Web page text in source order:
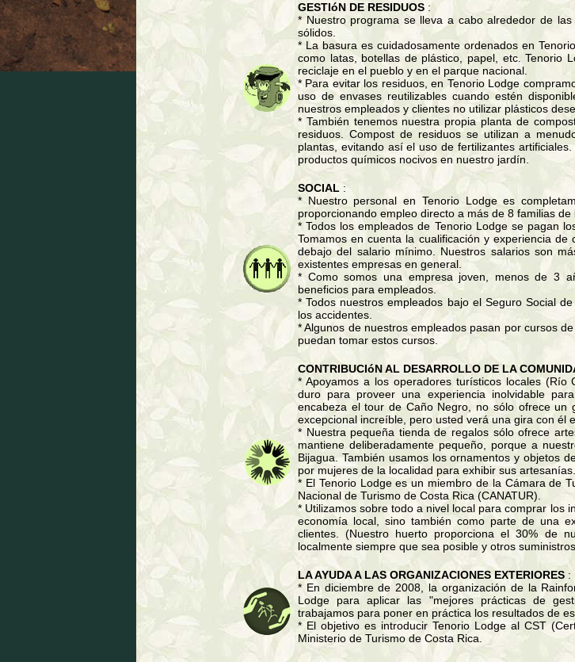
GESTIóN DE RESIDUOS :
* Nuestro programa se lleva a cabo alrededor de
sólidos.
* La basura es cuidadosamente ordenados en
como latas, botellas de plástico, papel, etc. Tenorio
reciclaje en el pueblo y en el parque nacional.
* Para evitar los residuos, en Tenorio Lodge
uso de envases reutilizables cuando estén
nuestros empleados y clientes no utilizar plásticos
* También tenemos nuestra propia planta de
residuos. Compost de residuos se utilizan a
plantas, evitando así el uso de fertilizantes
productos químicos nocivos en nuestro jardín.
SOCIAL :
* Nuestro personal en Tenorio Lodge es
proporcionando empleo directo a más de 8 familias de
* Todos los empleados de Tenorio Lodge se pagan
Tomamos en cuenta la cualificación y experiencia
debajo del salario mínimo. Nuestros salarios son
existentes empresas en general.
* Como somos una empresa joven, menos de 3
beneficios para empleados.
* Todos nuestros empleados bajo el Seguro Social
los accidentes.
* Algunos de nuestros empleados pasan por cursos
puedan tomar estos cursos.
CONTRIBUCIóN AL DESARROLLO DE LA
* Apoyamos a los operadores turísticos locales
duro para proveer una experiencia inolvidable
encabeza el tour de Caño Negro, no sólo ofrece un
excepcional increíble, pero usted verá una gira con él
* Nuestra pequeña tienda de regalos sólo ofrece
mantiene deliberadamente pequeño, porque a
Bijagua. También usamos los ornamentos y objetos
por mujeres de la localidad para exhibir sus artesanías.
* El Tenorio Lodge es un miembro de la Cámara de
Nacional de Turismo de Costa Rica (CANATUR).
* Utilizamos sobre todo a nivel local para comprar los
economía local, sino también como parte de una
clientes. (Nuestro huerto proporciona el 30% de
localmente siempre que sea posible y otros
LA AYUDA A LAS ORGANIZACIONES EXTERIORES :
* En diciembre de 2008, la organización de la
Lodge para aplicar las "mejores prácticas de
trabajamos para poner en práctica los resultados de
* El objetivo es introducir Tenorio Lodge al CST
Ministerio de Turismo de Costa Rica.